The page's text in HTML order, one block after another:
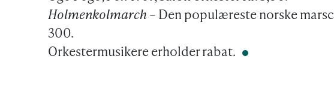
Holmenkolmarch – Den populæreste norske
300.
Orkestermusikere erholder rabat.